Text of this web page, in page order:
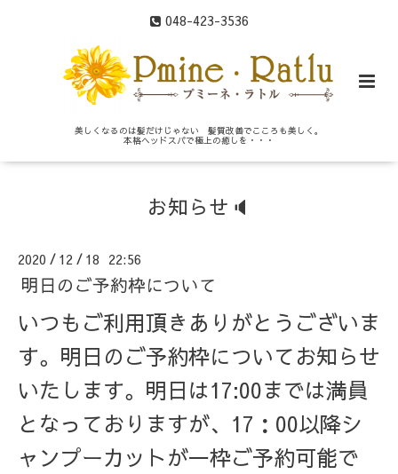
048-423-3536
美しくなるのは髪だけじゃない 髪質改善でこころも美しく。
本格ヘッドスパで極上の癒しを・・・
お知らせ🔈
2020 / 12 / 18 22:56
明日のご予約枠について
いつもご利用頂きありがとうございま
す。明日のご予約枠についてお知らせ
いたします。明日は17:00までは満員
となっておりますが、17：00以降シ
ャンプーカットが一枠ご予約可能で